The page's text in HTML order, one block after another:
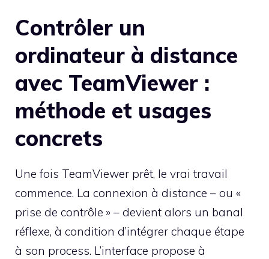
Contrôler un
ordinateur à distance
avec TeamViewer :
méthode et usages
concrets
Une fois TeamViewer prêt, le vrai travail
commence. La connexion à distance – ou «
prise de contrôle » – devient alors un banal
réflexe, à condition d’intégrer chaque étape
à son process. L’interface propose à